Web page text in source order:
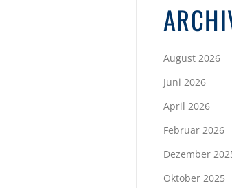
August 2026
Juni 2026
April 2026
Februar 2026
Dezember
Oktober 2025